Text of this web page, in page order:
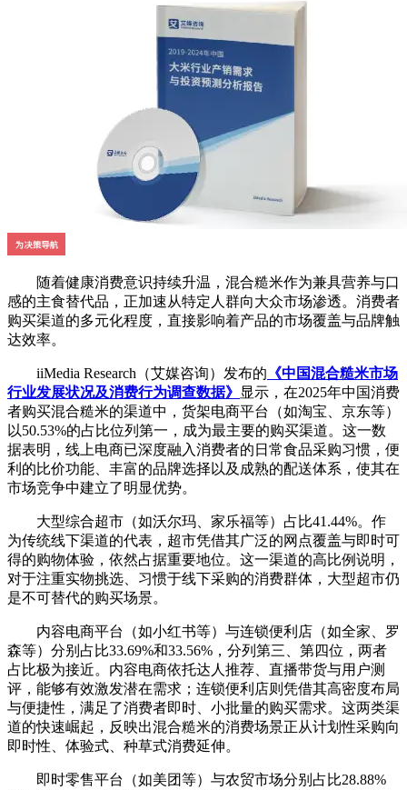
随着健康消费意识持续升温，混合糙米作为兼具营养与口
感的主食替代品，正加速从特定人群向大众市场渗透。消费者
购买渠道的多元化程度，直接影响着产品的市场覆盖与品牌触
达效率。
iiMedia Research（艾媒咨询）发布的 《中国混合糙米市场
行业发展状况及消费行为调查数据》 显示，在2025年中国消费
者购买混合糙米的渠道中，货架电商平台（如淘宝、京东等）
以50.53%的占比位列第一，成为最主要的购买渠道。这一数
据表明，线上电商已深度融入消费者的日常食品采购习惯，便
利的比价功能、丰富的品牌选择以及成熟的配送体系，使其在
市场竞争中建立了明显优势。
大型综合超市（如沃尔玛、家乐福等）占比41.44%。作
为传统线下渠道的代表，超市凭借其广泛的网点覆盖与即时可
得的购物体验，依然占据重要地位。这一渠道的高比例说明，
对于注重实物挑选、习惯于线下采购的消费群体，大型超市仍
是不可替代的购买场景。
内容电商平台（如小红书等）与连锁便利店（如全家、罗
森等）分别占比33.69%和33.56%，分列第三、第四位，两者
占比极为接近。内容电商依托达人推荐、直播带货与用户测
评，能够有效激发潜在需求；连锁便利店则凭借其高密度布局
与便捷性，满足了消费者即时、小批量的购买需求。这两类渠
道的快速崛起，反映出混合糙米的消费场景正从计划性采购向
即时性、体验式、种草式消费延伸。
即时零售平台（如美团等）与农贸市场分别占比28.88%